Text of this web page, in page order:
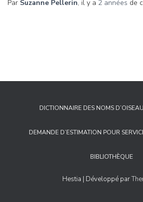
Par Suzanne Pellerin, il y a 2 années de
DICTIONNAIRE DES NOMS
DEMANDE D’ESTIMATION POUR
BIBLIOTHÈQUE
Hestia | Développé par